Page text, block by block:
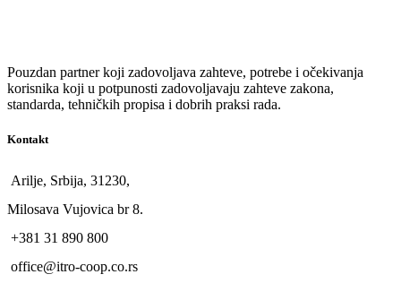
Pouzdan partner koji zadovoljava zahteve, potrebe i očekivanja
korisnika koji u potpunosti zadovoljavaju zahteve zakona,
standarda, tehničkih propisa i dobrih praksi rada.
Kontakt
Arilje, Srbija, 31230,
Milosava Vujovica br 8.
+381 31 890 800
office@itro-coop.co.rs